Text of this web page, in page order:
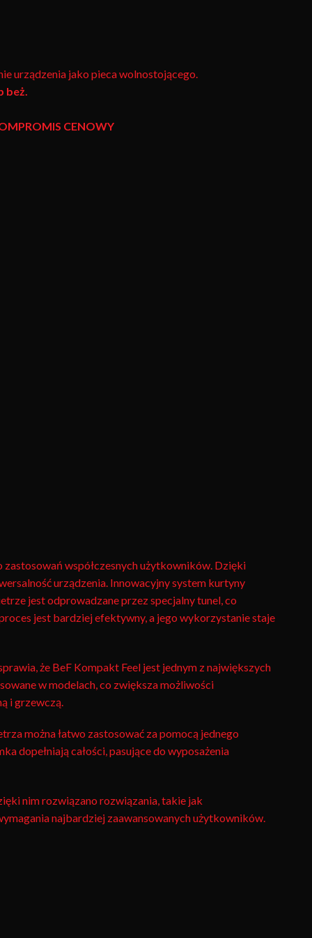
urządzenia jako pieca wolnostojącego.
CENOWY
współczesnych użytkowników. Dzięki
urządzenia. Innowacyjny system kurtyny
jest odprowadzane przez specjalny tunel, co
jest bardziej efektywny, a jego wykorzystanie staje
że ​​BeF Kompakt Feel jest jednym z największych
w modelach, co zwiększa możliwości
i grzewczą.
można łatwo zastosować za pomocą jednego
dopełniają całości, pasujące do wyposażenia
nim rozwiązano rozwiązania, takie jak
najbardziej zaawansowanych użytkowników.